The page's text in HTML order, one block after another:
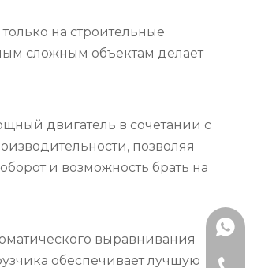
на строительные
сложным объектам делает
двигатель в сочетании с
позволяя
и возможность брать на
выравнивания
обеспечивает лучшую